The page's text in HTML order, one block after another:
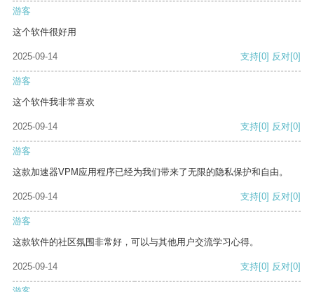
游客
这个软件很好用
2025-09-14 支持[0] 反对[0]
游客
这个软件我非常喜欢
2025-09-14 支持[0] 反对[0]
游客
这款加速器VPM应用程序已经为我们带来了无限的隐私保护和自由。
2025-09-14 支持[0] 反对[0]
游客
这款软件的社区氛围非常好，可以与其他用户交流学习心得。
2025-09-14 支持[0] 反对[0]